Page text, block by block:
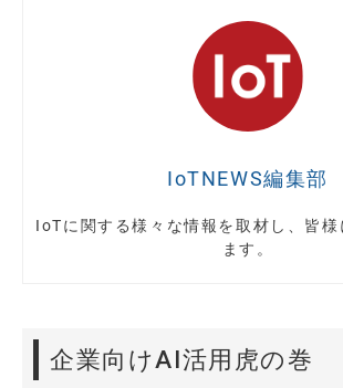
IoTNEWS編集部
IoTに関する様々な情報を取材し、皆様
ます。
企業向けAI活用虎の巻